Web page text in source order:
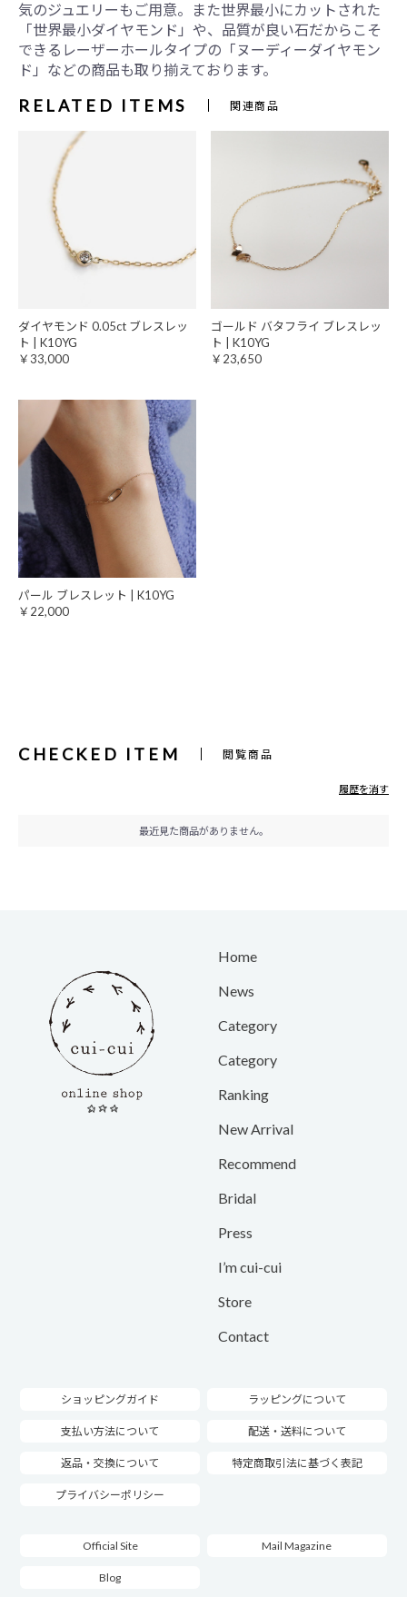
気のジュエリーもご用意。また世界最小にカットされた
「世界最小ダイヤモンド」や、品質が良い石だからこそ
できるレーザーホールタイプの「ヌーディーダイヤモン
ド」などの商品も取り揃えております。
RELATED ITEMS 関連商品
ダイヤモンド 0.05ct ブレスレッ
ト | K10YG
￥33,000
ゴールド バタフライ ブレスレッ
ト | K10YG
￥23,650
パール ブレスレット | K10YG
￥22,000
CHECKED ITEM 閲覧商品
履歴を消す
最近見た商品がありません。
Home
News
Category
Category
Ranking
New Arrival
Recommend
Bridal
Press
I’m cui-cui
Store
Contact
ショッピングガイド ラッピングについて
支払い方法について 配送・送料について
返品・交換について 特定商取引法に基づく表記
プライバシーポリシー
Official Site Mail Magazine
Blog